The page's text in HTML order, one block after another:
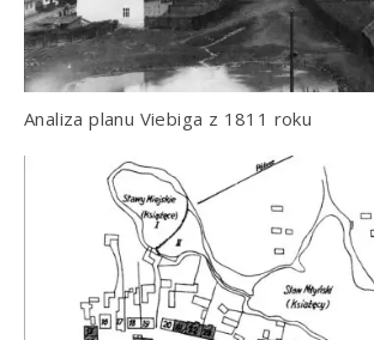
Analiza planu Viebiga z 1811 roku